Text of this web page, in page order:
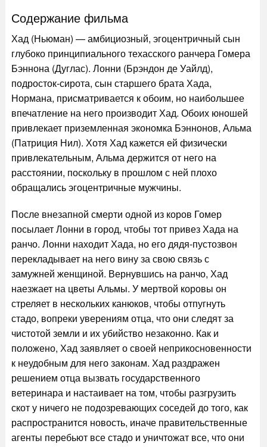
Содержание фильма
Хад (Ньюман) — амбициозный, эгоцентричный сын
глубоко принципиального техасского ранчера Гомера
Бэннона (Дуглас). Лонни (Брэндон де Уайлд),
подросток-сирота, сын старшего брата Хада,
Нормана, присматривается к обоим, но наибольшее
впечатление на него производит Хад. Обоих юношей
привлекает приземленная экономка Бэннонов, Альма
(Патриция Нил). Хотя Хад кажется ей физически
привлекательным, Альма держится от него на
расстоянии, поскольку в прошлом с ней плохо
обращались эгоцентричные мужчины.
После внезапной смерти одной из коров Гомер
посылает Лонни в город, чтобы тот привез Хада на
ранчо. Лонни находит Хада, но его дядя-пустозвон
перекладывает на него вину за свою связь с
замужней женщиной. Вернувшись на ранчо, Хад
наезжает на цветы Альмы. У мертвой коровы он
стреляет в нескольких канюков, чтобы отпугнуть
стадо, вопреки уверениям отца, что они следят за
чистотой земли и их убийство незаконно. Как и
положено, Хад заявляет о своей неприкосновенности
к неудобным для него законам. Хад раздражен
решением отца вызвать государственного
ветеринара и настаивает на том, чтобы разгрузить
скот у ничего не подозревающих соседей до того, как
распространится новость, иначе правительственные
агенты перебьют все стадо и уничтожат все, что они